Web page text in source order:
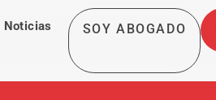
Noticias SOY ABOGADO